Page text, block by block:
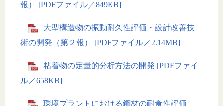
報） [PDFファイル／849KB]
大型構造物の振動耐久性評価・設計改善技
術の開発（第２報） [PDFファイル／2.14MB]
粘着物の定量的分析方法の開発 [PDFファイ
ル／658KB]
環境プラントにおける鋼材の耐食性評価